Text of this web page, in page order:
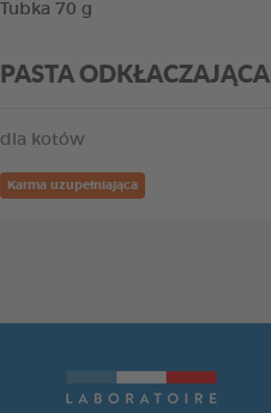
Tubka 70 g
PASTA ODKŁACZAJĄCA
dla kotów
Karma uzupełniająca